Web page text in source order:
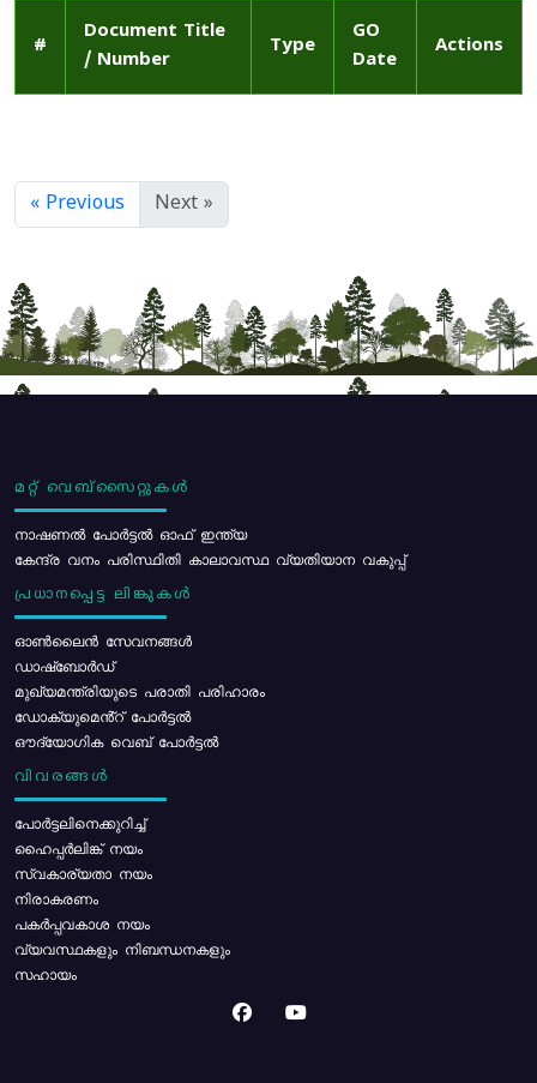
#
Document Title
/ Number
Type
GO
Date
Actions
« Previous Next »
മറ്റ് വെബ്സൈറ്റുകൾ
നാഷണൽ പോർട്ടൽ ഓഫ് ഇന്ത്യ
കേന്ദ്ര വനം പരിസ്ഥിതി കാലാവസ്ഥ വ്യതിയാന വകുപ്പ്
പ്രധാനപ്പെട്ട ലിങ്കുകൾ
ഓൺലൈൻ സേവനങ്ങൾ
ഡാഷ്ബോർഡ്
മുഖ്യമന്ത്രിയുടെ പരാതി പരിഹാരം
ഡോക്യുമെൻ്റ് പോർട്ടൽ
ഔദ്യോഗിക വെബ് പോർട്ടൽ
വിവരങ്ങൾ
പോര്‍ട്ടലിനെക്കുറിച്ച്
ഹൈപ്പർലിങ്ക് നയം
സ്വകാര്യതാ നയം
നിരാകരണം
പകർപ്പവകാശ നയം
വ്യവസ്ഥകളും നിബന്ധനകളും
സഹായം